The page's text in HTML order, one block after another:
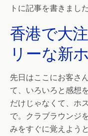
トに記事を書きました
香港で大
リーな新
先日はここにお客さ
て、いろいろと感想
だけじゃなくて、ホ
で。クラブラウンジ
みをすぐに覚えよう